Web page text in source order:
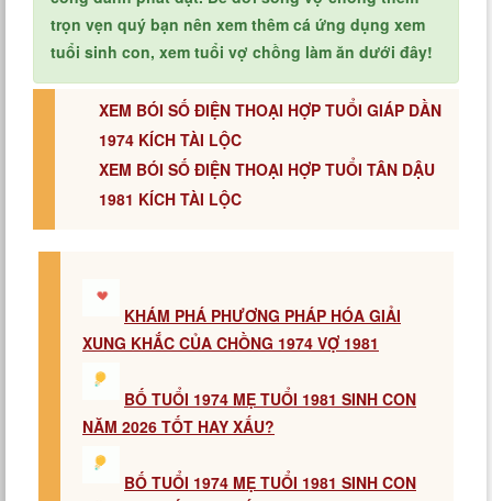
trọn vẹn quý bạn nên xem thêm cá ứng dụng xem
tuổi sinh con, xem tuổi vợ chồng làm ăn dưới đây!
XEM BÓI SỐ ĐIỆN THOẠI HỢP TUỔI GIÁP DẦN
1974 KÍCH TÀI LỘC
XEM BÓI SỐ ĐIỆN THOẠI HỢP TUỔI TÂN DẬU
1981 KÍCH TÀI LỘC
KHÁM PHÁ PHƯƠNG PHÁP HÓA GIẢI
XUNG KHẮC CỦA CHỒNG 1974 VỢ 1981
BỐ TUỔI 1974 MẸ TUỔI 1981 SINH CON
NĂM 2026 TỐT HAY XẤU?
BỐ TUỔI 1974 MẸ TUỔI 1981 SINH CON